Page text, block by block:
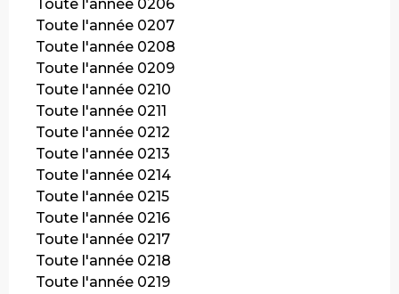
Toute l'année 0206
Toute l'année 0207
Toute l'année 0208
Toute l'année 0209
Toute l'année 0210
Toute l'année 0211
Toute l'année 0212
Toute l'année 0213
Toute l'année 0214
Toute l'année 0215
Toute l'année 0216
Toute l'année 0217
Toute l'année 0218
Toute l'année 0219